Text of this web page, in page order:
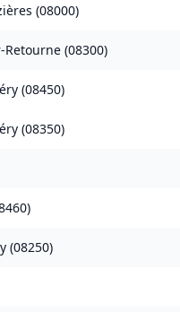
(08000)
Retourne (08300)
(08450)
(08350)
)
(08250)